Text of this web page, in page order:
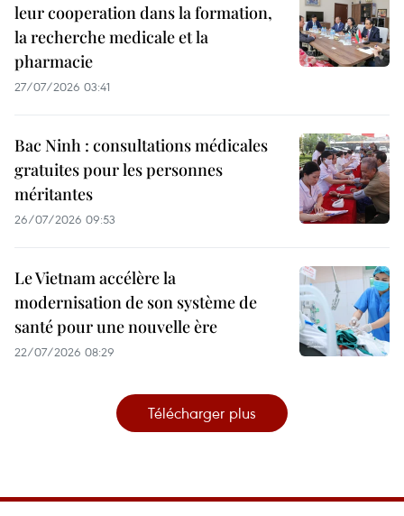
leur cooperation dans la formation,
la recherche medicale et la
pharmacie
27/07/2026 03:41
Bac Ninh : consultations médicales
gratuites pour les personnes
méritantes
26/07/2026 09:53
Le Vietnam accélère la
modernisation de son système de
santé pour une nouvelle ère
22/07/2026 08:29
Télécharger plus